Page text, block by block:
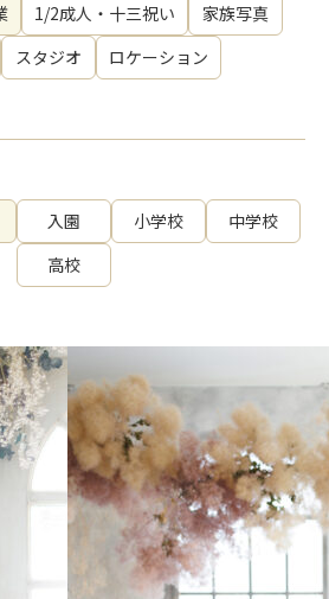
1/2成人・十三祝い
家族写真
スタジオ ロケーション
入園 小学校
中学校
高校